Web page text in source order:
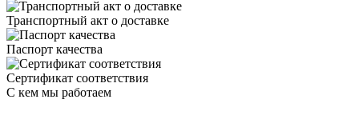
Транспортный акт о доставке
Паспорт качества
Сертификат соответствия
С кем мы работаем